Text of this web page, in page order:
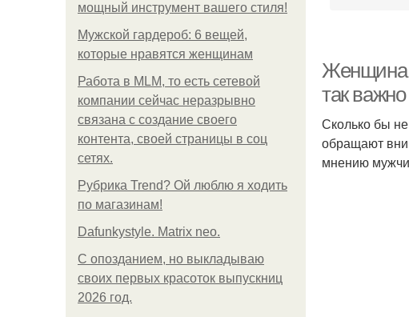
мощный инструмент вашего стиля!
Мужской гардероб: 6 вещей,
которые нравятся женщинам
Работа в MLM, то есть сетевой
компании сейчас неразрывно
связана с создание своего
контента, своей страницы в соц
сетях.
Рубрика Trend? Ой люблю я ходить
по магазинам!
Dafunkystyle. Matrix neo.
С опозданием, но выкладываю
своих первых красоток выпускниц
2026 год.
Женщина
так
Сколько бы
обращают
мнению